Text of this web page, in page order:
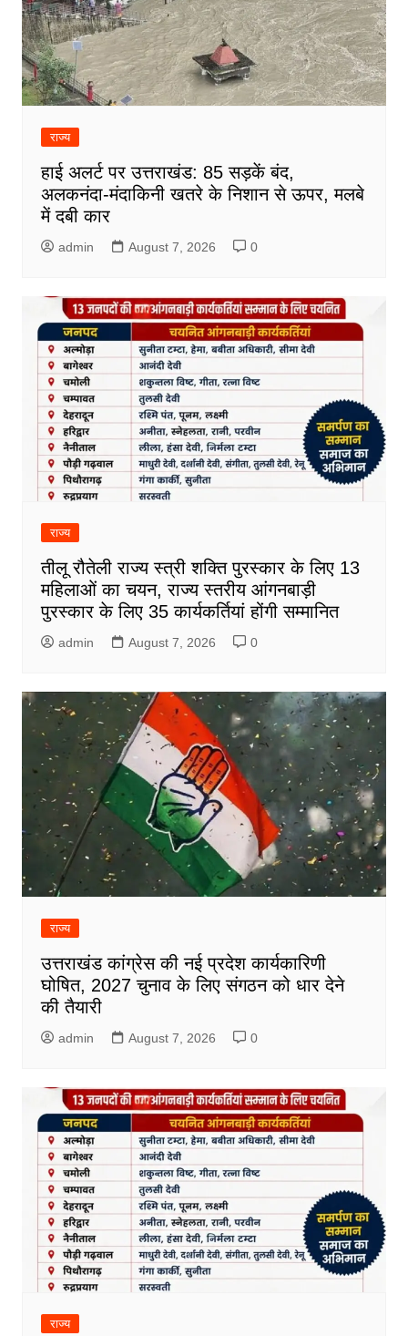
राज्य
हाई अलर्ट पर उत्तराखंड: 85 सड़कें बंद,
अलकनंदा-मंदाकिनी खतरे के निशान से ऊपर, मलबे
में दबी कार
admin August 7, 2026 0
राज्य
तीलू रौतेली राज्य स्त्री शक्ति पुरस्कार के लिए 13
महिलाओं का चयन, राज्य स्तरीय आंगनबाड़ी
पुरस्कार के लिए 35 कार्यकर्तियां होंगी सम्मानित
admin August 7, 2026 0
राज्य
उत्तराखंड कांग्रेस की नई प्रदेश कार्यकारिणी
घोषित, 2027 चुनाव के लिए संगठन को धार देने
की तैयारी
admin August 7, 2026 0
राज्य